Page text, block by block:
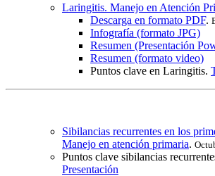
Laringitis. Manejo en Atención
Descarga en formato PDF.
Infografía (formato JPG)
Resumen (Presentación
Resumen (formato video)
Puntos clave en Laringitis.
Sibilancias recurrentes en los
Manejo en atención primaria.
Puntos clave sibilancias
Presentación